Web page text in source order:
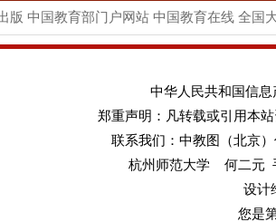
版 中国教育部门户网站 中国教育在线 全国
中华人民共和国信息
郑重声明：凡转载或引用本
联系我们：中教图（北京
杭州师范大学 何二元
设计
您是